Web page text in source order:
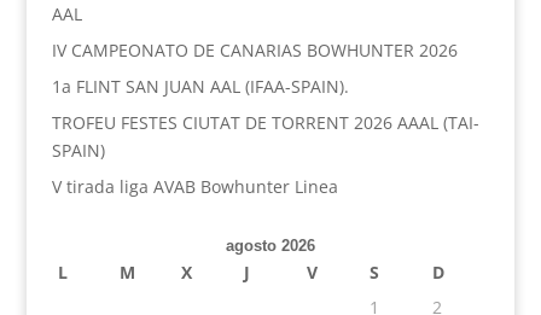
AAL
IV CAMPEONATO DE CANARIAS BOWHUNTER 2026
1a FLINT SAN JUAN AAL (IFAA-SPAIN).
TROFEU FESTES CIUTAT DE TORRENT 2026 AAAL (TAI-
SPAIN)
V tirada liga AVAB Bowhunter Linea
agosto 2026
L M X J V S
D
1
2